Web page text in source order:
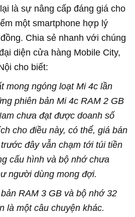
là sự nâng cấp đáng giá cho
một smartphone hợp lý
Chia sẻ nhanh với chúng
diện cửa hàng Mobile City,
cho biết:
mong ngóng loạt Mi 4c lần
phiên bản Mi 4c RAM 2 GB
chưa đạt được doanh số
cho điều này, có thể, giá bán
đây vẫn chạm tới túi tiền
cấu hình và bộ nhớ chưa
người dùng mong đợi.
RAM 3 GB và bộ nhớ 32
là một câu chuyện khác.